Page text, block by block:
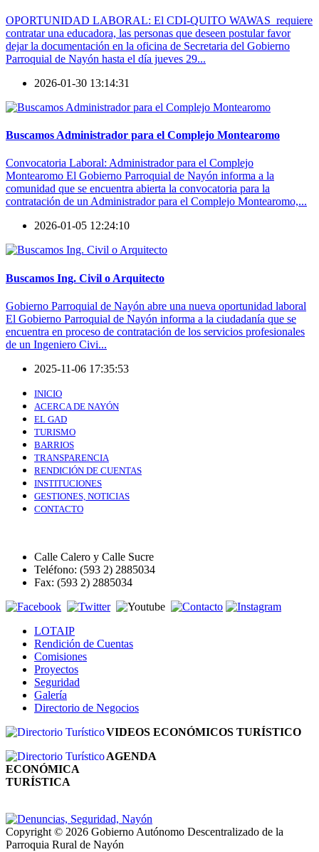
OPORTUNIDAD LABORAL: El CDI-QUITO WAWAS requiere
contratar una educadora, las personas que deseen postular favor
dejar la documentación en la oficina de Secretaria del Gobierno
Parroquial de Nayón hasta el día jueves 29...
2026-01-30 13:14:31
Buscamos Administrador para el Complejo Montearomo
Convocatoria Laboral: Administrador para el Complejo
Montearomo El Gobierno Parroquial de Nayón informa a la
comunidad que se encuentra abierta la convocatoria para la
contratación de un Administrador para el Complejo Montearomo,...
2026-01-05 12:24:10
Buscamos Ing. Civil o Arquitecto
Gobierno Parroquial de Nayón abre una nueva oportunidad laboral
El Gobierno Parroquial de Nayón informa a la ciudadanía que se
encuentra en proceso de contratación de los servicios profesionales
de un Ingeniero Civi...
2025-11-06 17:35:53
INICIO
ACERCA DE NAYÓN
EL GAD
TURISMO
BARRIOS
TRANSPARENCIA
RENDICIÓN DE CUENTAS
INSTITUCIONES
GESTIONES, NOTICIAS
CONTACTO
Calle Calero y Calle Sucre
Teléfono: (593 2) 2885034
Fax: (593 2) 2885034
LOTAIP
Rendición de Cuentas
Comisiones
Proyectos
Seguridad
Galería
Directorio de Negocios
VIDEOS ECONÓMICOS TURÍSTICO
AGENDA
ECONÓMICA
TURÍSTICA
Copyright © 2026 Gobierno Autónomo Descentralizado de la
Parroquia Rural de Nayón